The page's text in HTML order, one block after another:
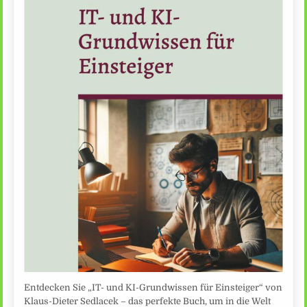
Entdecken Sie „IT- und KI-Grundwissen für Einsteiger“ von
Klaus-Dieter Sedlacek – das perfekte Buch, um in die Welt